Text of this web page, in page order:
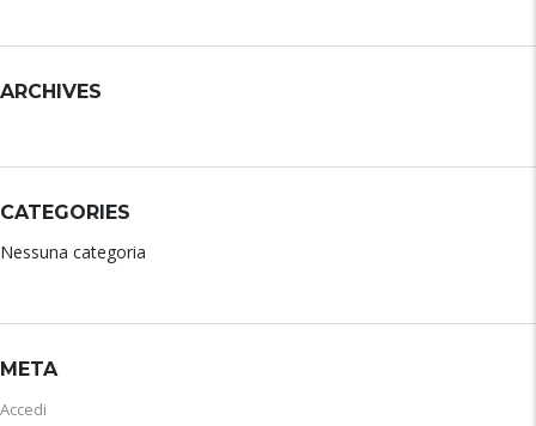
ARCHIVES
CATEGORIES
Nessuna categoria
META
Accedi